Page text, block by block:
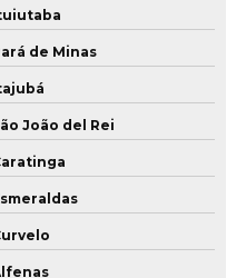
em sp
pisos
de Minas
João del Rei